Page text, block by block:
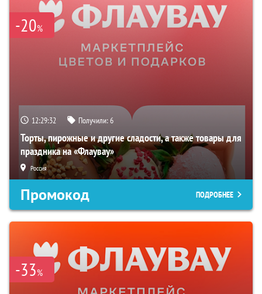
-20%
12:29:31 Получили:6
Торты, пирожные и другие сладости, а также товары для
праздника на «Флаувау»
Россия
Промокод ПОДРОБНЕЕ
-33%